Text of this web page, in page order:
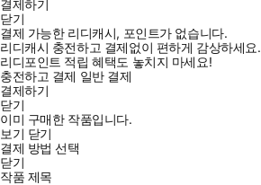
결제하기
닫기
결제 가능한 리디캐시, 포인트가 없습니다.
리디캐시 충전하고 결제없이 편하게 감상하세요.
리디포인트 적립 혜택도 놓치지 마세요!
충전하고 결제 일반 결제
결제하기
닫기
이미 구매한 작품입니다.
보기 닫기
결제 방법 선택
닫기
작품 제목